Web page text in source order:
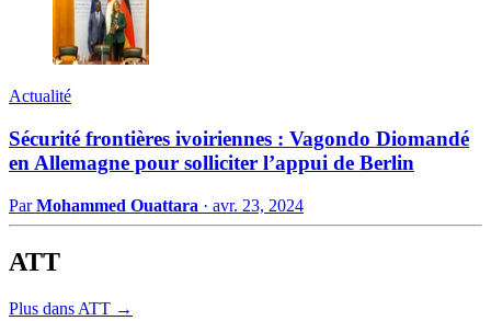
Actualité
Sécurité frontières ivoiriennes : Vagondo Diomandé
en Allemagne pour solliciter l’appui de Berlin
ParMohammed Ouattara · avr. 23, 2024
ATT
Plus dans ATT →